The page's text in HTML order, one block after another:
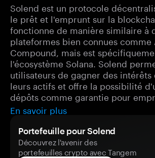
Solend est un protocole
le prêt et l'emprunt sur la
fonctionne de manière similaire à
plateformes bien connues comme
Compound, mais est
l'écosystème Solana. Solend
utilisateurs de gagner des intérêts
leurs actifs et offre la possibilité
dépôts comme garantie pour
En savoir plus
Portefeuille pour Solend
Découvrez l'avenir des
portefeuilles crypto avec Tangem